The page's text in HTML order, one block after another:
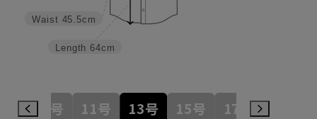
Length 64cm
Waist 45.5cm
7号 9号 11号 13号 15号 17号